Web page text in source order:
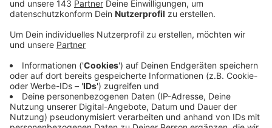
Anzeige
Straßenbahn hatte in Witten für einigen Ärger gesorgt.
Deshalb startete die Stadtverwaltung im Februar eine
Online-Befragung, um alle aufgetretenen Probleme zu
erfassen - über 400 Beschwerden gingen ein.